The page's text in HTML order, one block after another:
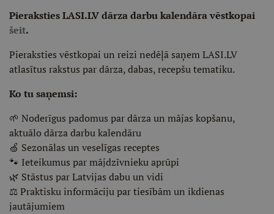
Pieraksties LASI.LV dārza darbu kalendāra vēstkopai
šeit.
Pieraksties vēstkopai un reizi nedēļā saņem LASI.LV
atlasītus rakstus par dārza, dabas, recepšu tematiku.
Ko tu saņemsi:
🌱 Noderīgus padomus par dārza un mājas kopšanu,
aktuālo dārza darbu kalendāru
🍏 Sezonālas un veselīgas receptes
🐾 Ieteikumus par mājdzīvnieku aprūpi
🌿 Stāstus par Latvijas dabu un vidi
⚖️ Praktisku informāciju par tiesībām un ikdienas
jautājumiem